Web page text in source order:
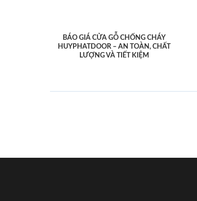
BÁO GIÁ CỬA GỖ CHỐNG CHÁY
HUYPHATDOOR – AN TOÀN, CHẤT
LƯỢNG VÀ TIẾT KIỆM